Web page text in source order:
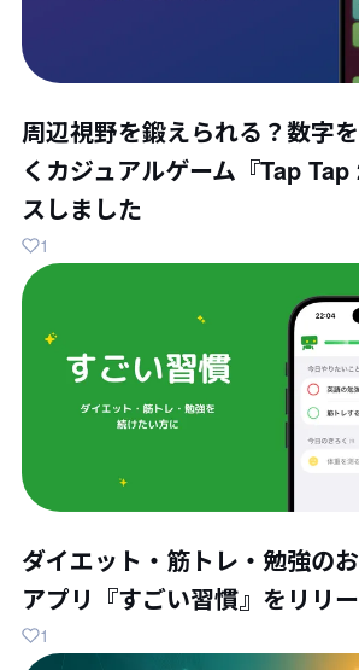
周辺視野を鍛えられる？数字
くカジュアルゲーム『Tap
スしました
1
ダイエット・筋トレ・勉強の
アプリ『すごい習慣』をリリ
1